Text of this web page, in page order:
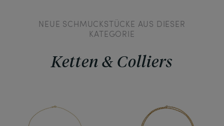
NEUE SCHMUCKSTÜCKE AUS DIESER
KATEGORIE
Ketten & Colliers